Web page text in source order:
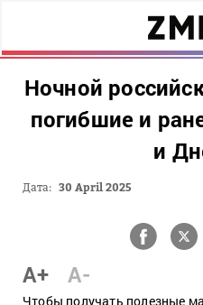
Ночной
погибшие и
и
Дата: 30 April 2025
A+ A-
Чтобы получать полезные